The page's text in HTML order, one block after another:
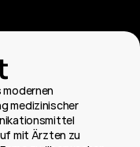
medizinischer
mit Ärzten zu